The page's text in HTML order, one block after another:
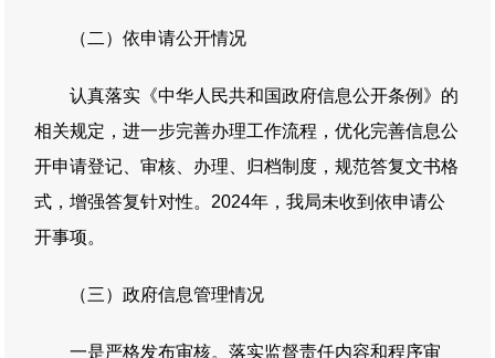
（二）依申请公开情况
认真落实《中华人民共和国政府信息公开条例》的
相关规定，进一步完善办理工作流程，优化完善信息公
开申请登记、审核、办理、归档制度，规范答复文书格
式，增强答复针对性。2024年，我局未收到依申请公
开事项。
（三）政府信息管理情况
一是严格发布审核。落实监督责任内容和程序审